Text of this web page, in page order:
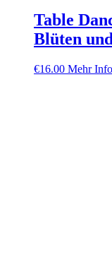
Table
Blüten
€16.00 Mehr